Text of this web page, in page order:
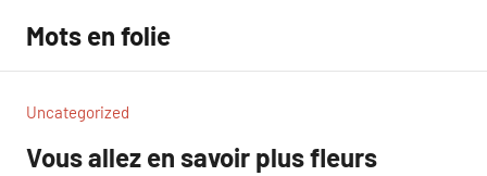
contenu
Mots en folie
Uncategorized
Vous allez en savoir plus fleurs